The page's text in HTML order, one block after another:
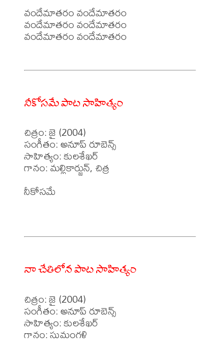
వందేమాతరం వందేమాతరం
వందేమాతరం వందేమాతరం
వందేమాతరం వందేమాతరం
నీకోసమే పాట సాహిత్యం
చిత్రం: జై (2004)
సంగీతం: అనూప్ రూబెన్స్
సాహిత్యం: కులశేఖర్
గానం: మల్లికార్జున్, చిత్ర
నీకోసమే
నా చేతిలోన పాట సాహిత్యం
చిత్రం: జై (2004)
సంగీతం: అనూప్ రూబెన్స్
సాహిత్యం: కులశేఖర్
గానం: సుమంగళి